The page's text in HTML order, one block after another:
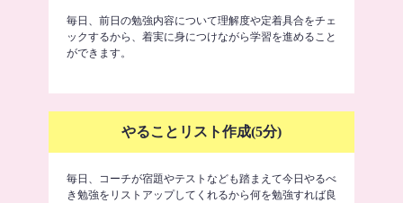
毎日、前日の勉強内容について理解度や定着具合をチェ
ックするから、着実に身につけながら学習を進めること
ができます。
やることリスト作成(5分)
毎日、コーチが宿題やテストなども踏まえて今日やるべ
き勉強をリストアップしてくれるから何を勉強すれば良